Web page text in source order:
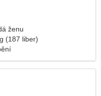
ženu
(187 liber)